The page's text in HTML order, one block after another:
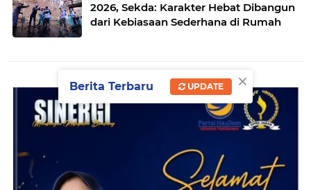
2026, Sekda: Karakter Hebat Dibangun
dari Kebiasaan Sederhana di Rumah
×
Berita Terbaru UPDATE